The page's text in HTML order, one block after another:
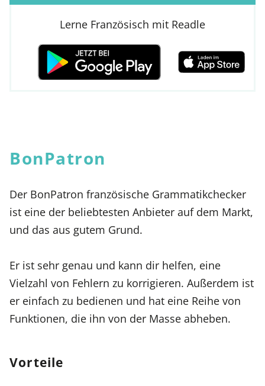
Lerne Französisch mit Readle
BonPatron
Der BonPatron französische Grammatikchecker
ist eine der beliebtesten Anbieter auf dem Markt,
und das aus gutem Grund.
Er ist sehr genau und kann dir helfen, eine
Vielzahl von Fehlern zu korrigieren. Außerdem ist
er einfach zu bedienen und hat eine Reihe von
Funktionen, die ihn von der Masse abheben.
Vorteile